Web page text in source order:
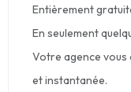
Entièrement
En seulement
Votre agence
et instantanée.